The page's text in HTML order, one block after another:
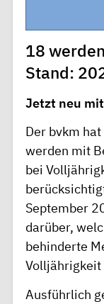
18
Stand:
Jetzt neu
Der bvkm
werden mit
bei
September
darüber,
behinderte
Volljährigkeit
Ausführlich